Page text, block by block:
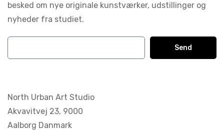
North Urban Art Studio
Akvavitvej 23, 9000
Aalborg Danmark
besked om nye originale kunstværker, udstillinger og
nyheder fra studiet.
Send